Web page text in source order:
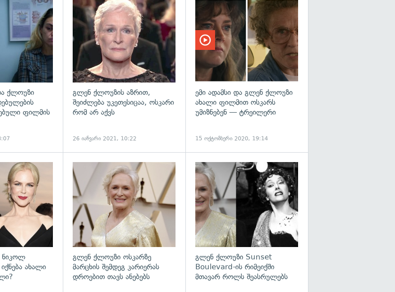
გადახედვა
ქლოუზი
ფილმის
გადახედვა
გლენ ქლოუზის აზრით,
შეიძლება უკეთესიცაა, ოსკარი
რომ არ აქვს
26 იანვარი 2021, 10:22
ემი ადამსი და გლენ ქლოუზი
ახალი ფილმით ოსკარს
უმიზნებენ — ტრეილერი
15 ოქტომბერი 2020, 19:14
გადახედვა
ნიკოლ
ახალი
გადახედვა
გლენ ქლოუზი ოსკარზე
მარცხის შემდეგ კარიერას
დროებით თავს ანებებს
გლენ ქლოუზი Sunset
Boulevard-ის რიმეიქში
მთავარ როლს შეასრულებს